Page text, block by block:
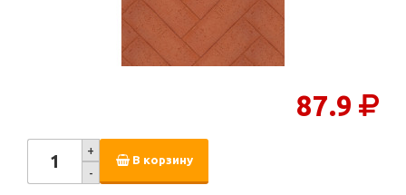
87.9
+
-
В корзину